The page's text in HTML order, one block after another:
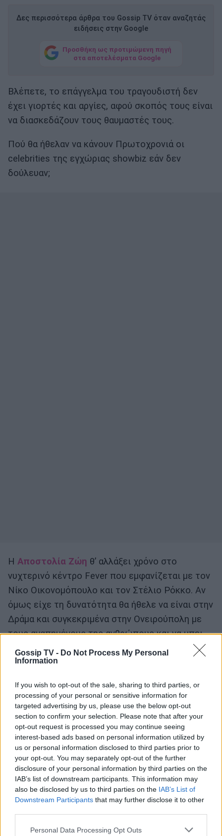
Gossip TV - Do Not Process My Personal
Information
If you wish to opt-out of the sale, sharing to third parties, or
processing of your personal or sensitive information for
targeted advertising by us, please use the below opt-out
section to confirm your selection. Please note that after your
opt-out request is processed you may continue seeing
interest-based ads based on personal information utilized by
us or personal information disclosed to third parties prior to
your opt-out. You may separately opt-out of the further
disclosure of your personal information by third parties on the
IAB’s list of downstream participants. This information may
also be disclosed by us to third parties on the IAB’s List of
Downstream Participants that may further disclose it to other
Personal Data Processing Opt Outs
Δες περισσότερα άρθρα του Gossip TV όταν αναζητάς
ειδήσεις στην Google
Προσθήκη ως προτιμώμενη πηγή
στα αποτελέσματα Google
Βλέπετε, το επάγγελμα του τραγουδιστή δεν
έχει γιορτές και αργίες, αφού σκοπός τους είναι
να διασκεδάζουν τους θαυμαστές τους.
Πού θα ήθελαν να κάνουν Πρωτοχρονιά οι
celebrities της εγχώριας showbiz εάν δεν
δούλευαν;
Η Αποστολία Ζώη θ’ αλλάξει χρόνο στο
νυχτερινό κέντρο Fever που εμφανίζεται με τον
Νίκο Οικονομόπουλο και τον Στέλιο Ρόκκο. Αν
όμως είχε τη δυνατότητα θα ήθελε να είναι στην
Δράμα και συγκεκριμένα στην Ονειρούπολη με
τους αγαπημένους της ανθρώπους και να μπει
100% στο χριστουγεννιάτικο κλίμα και να γίνει
ξανά παιδί.
ΟΠάνος Καλίδηςθα ήθελε να είναι στην
Αυστραλία που έχει πάντα καλοκαίρι και να
κάνει βουτιές και ηλιοθεραπεία με την
οικογένειά του και τους φίλους του.
Η νέα χρονιά θα βρει τονΆρη Λουμάκημαζί με
τα υπόλοιπα μέλη των REC στο νυχτερινό
κέντρο που εμφανίζονται με τον Ηλία Βρεττό.
Αλλά ο ίδιος θα προτιμούσε να είναι στον